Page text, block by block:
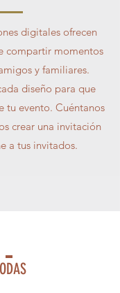
digitales ofrecen
compartir momentos
y familiares.
diseño para que
tu evento. Cuéntanos
crear una invitación
a tus invitados.